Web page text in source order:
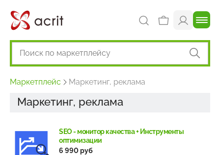
Маркетплейс Маркетинг, реклама
Маркетинг, реклама
SEO - монитор качества + Инструменты
оптимизации
6 990 руб